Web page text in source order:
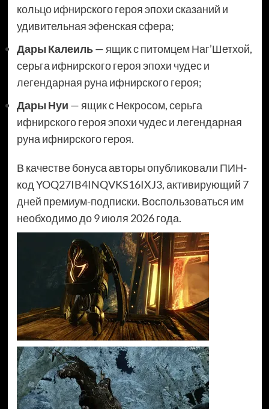
кольцо ифнирского героя эпохи сказаний и
удивительная эфенская сфера;
Дары Калеиль— ящик с питомцем Наг’Шетхой,
серьга ифнирского героя эпохи чудес и
легендарная руна ифнирского героя;
Дары Нуи — ящик с Некросом, серьга
ифнирского героя эпохи чудес и легендарная
руна ифнирского героя.
В качестве бонуса авторы опубликовали ПИН-
код YOQ27IB4INQVKS16IXJ3, активирующий 7
дней премиум-подписки. Воспользоваться им
необходимо до 9 июля 2026 года.